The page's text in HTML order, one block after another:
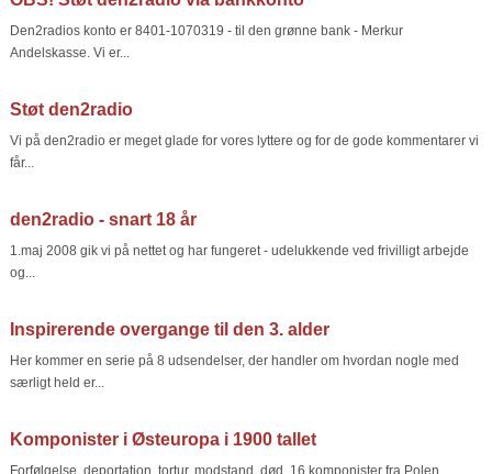
Den2radios konto er 8401-1070319 - til den grønne bank - Merkur
Andelskasse. Vi er...
Støt den2radio
Vi på den2radio er meget glade for vores lyttere og for de gode kommentarer vi
får...
den2radio - snart 18 år
1.maj 2008 gik vi på nettet og har fungeret - udelukkende ved frivilligt arbejde
og...
Inspirerende overgange til den 3. alder
Her kommer en serie på 8 udsendelser, der handler om hvordan nogle med
særligt held er...
Komponister i Østeuropa i 1900 tallet
Forfølgelse, deportation, tortur, modstand, død. 16 komponister fra Polen,...